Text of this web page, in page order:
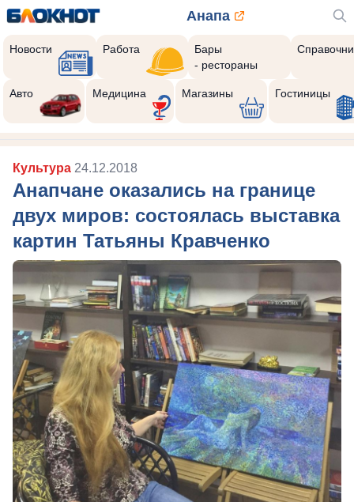
Анапа
Новости Работа
Бары
- рестораны
Авто Медицина Магазины Гостиницы
Культура 24.12.2018
Анапчане оказались на границе
двух миров: состоялась выставка
картин Татьяны Кравченко